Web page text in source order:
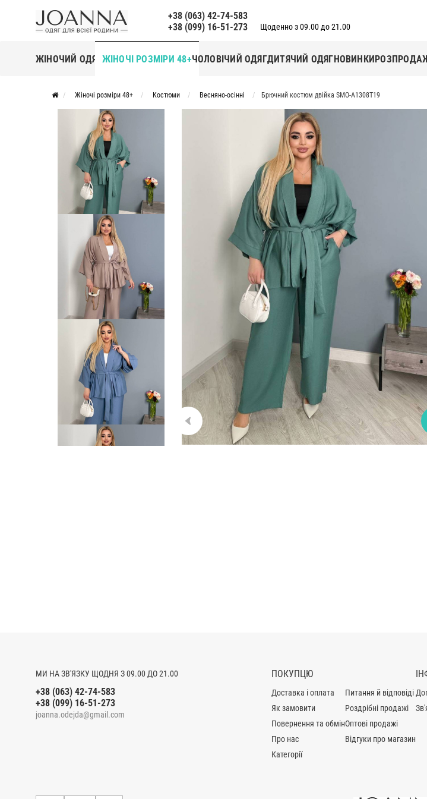
+38 (063) 42-74-583
+38 (099) 16-51-273
Щоденно з 09.00 до 21.00
ЖІНОЧИЙ ОДЯГ ЖІНОЧІ РОЗМІРИ 48+ЧОЛОВІЧИЙ ОДЯГДИТЯЧИЙ ОДЯГНОВИНКИ
Жіночі розміри 48+ Костюми Весняно-осінні Брючний костюм двійка SMO-A1308T19
МИ НА ЗВ'ЯЗКУ ЩОДНЯ З 09.00 ДО 21.00
+38 (063) 42-74-583
+38 (099) 16-51-273
joanna.odejda@gmail.com
ПОКУПЦЮ
Доставка і оплата
Як замовити
Повернення та обмін
Про нас
Категорії
Питання й відповіді
Роздрібні продажі
Оптові продажі
Відгуки про магазин